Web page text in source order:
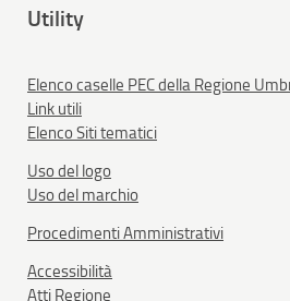
Utility
Elenco caselle PEC della Regione
Link utili
Elenco Siti tematici
Uso del logo
Uso del marchio
Procedimenti Amministrativi
Accessibilità
Atti Regione